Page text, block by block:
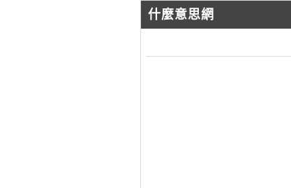
什麼意思網